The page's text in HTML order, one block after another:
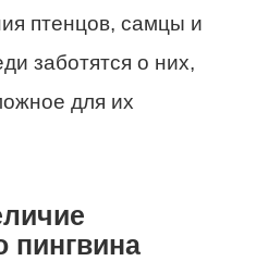
птенцов, самцы и
заботятся о них,
для их
пингвина